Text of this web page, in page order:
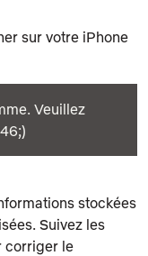
sur votre iPhone
Veuillez
stockées
Suivez les
corriger le